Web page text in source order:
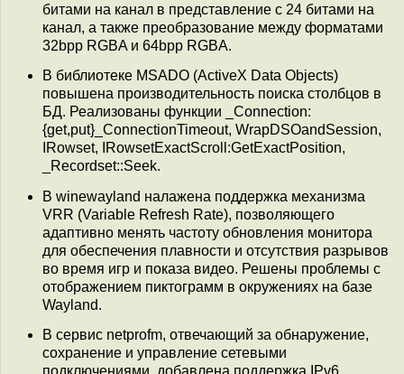
битами на канал в представление с 24 битами на
канал, а также преобразование между форматами
32bpp RGBA и 64bpp RGBA.
В библиотеке MSADO (ActiveX Data Objects)
повышена производительность поиска столбцов в
БД. Реализованы функции _Connection:
{get,put}_ConnectionTimeout, WrapDSOandSession,
IRowset, IRowsetExactScroll:GetExactPosition,
_Recordset::Seek.
В winewayland налажена поддержка механизма
VRR (Variable Refresh Rate), позволяющего
адаптивно менять частоту обновления монитора
для обеспечения плавности и отсутствия разрывов
во время игр и показа видео. Решены проблемы с
отображением пиктограмм в окружениях на базе
Wayland.
В сервис netprofm, отвечающий за обнаружение,
сохранение и управление сетевыми
подключениями, добавлена поддержка IPv6.